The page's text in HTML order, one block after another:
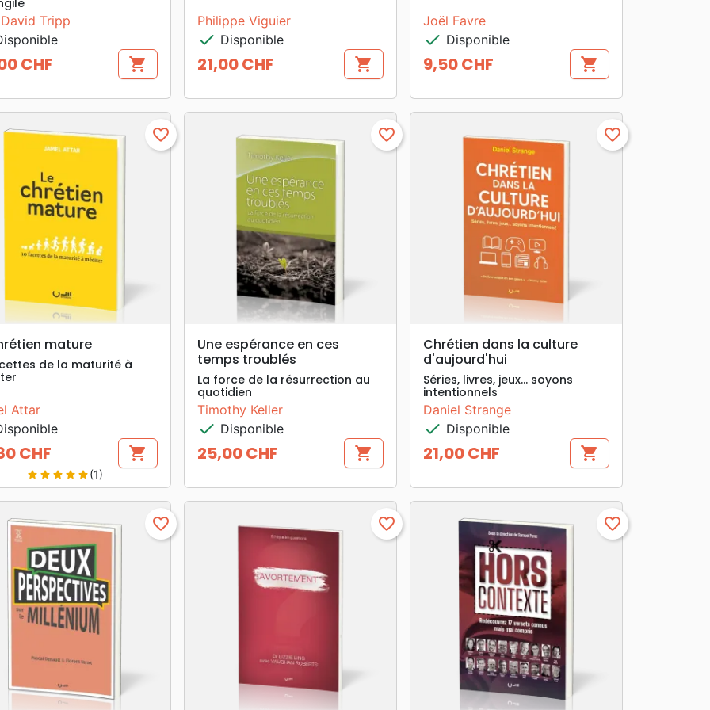
Tripp
CHF shopping_cart
Philippe Viguier
check Disponible
Prix
21,00 CHF shopping_cart
Joël Favre
check Disponible
Prix
9,50 CHF shopping_cart
searchAPERÇU RAPIDE
favorite_border
mature
de la maturité à
Attar
CHF shopping_cart
star star star star star(1)
search APERÇU RAPIDE
favorite_border
Une espérance en ces
temps troublés
La force de la résurrection au
quotidien
Timothy Keller
check Disponible
Prix
25,00 CHF shopping_cart
search APERÇU RAPIDE
favorite_border
Chrétien dans la culture
d'aujourd'hui
Séries, livres, jeux... soyons
intentionnels
Daniel Strange
check Disponible
Prix
21,00 CHF shopping_cart
favorite_border favorite_border favorite_border